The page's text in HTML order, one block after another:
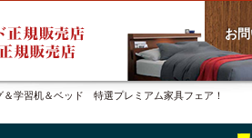
お
学習机＆ベッド 特選プレミアム家具フェア！